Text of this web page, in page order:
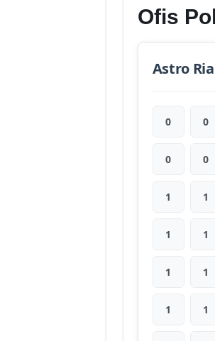
Ofis
Astro
0 0
0 0
1 1
1 1
1 1
1 1